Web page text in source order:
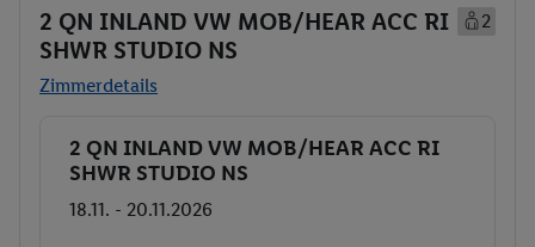
2 QN INLAND VW MOB/HEAR ACC RI
SHWR STUDIO NS
2
Zimmerdetails
Buchen
2 QN INLAND VW MOB/HEAR ACC RI
SHWR STUDIO NS
18.11. - 20.11.2026